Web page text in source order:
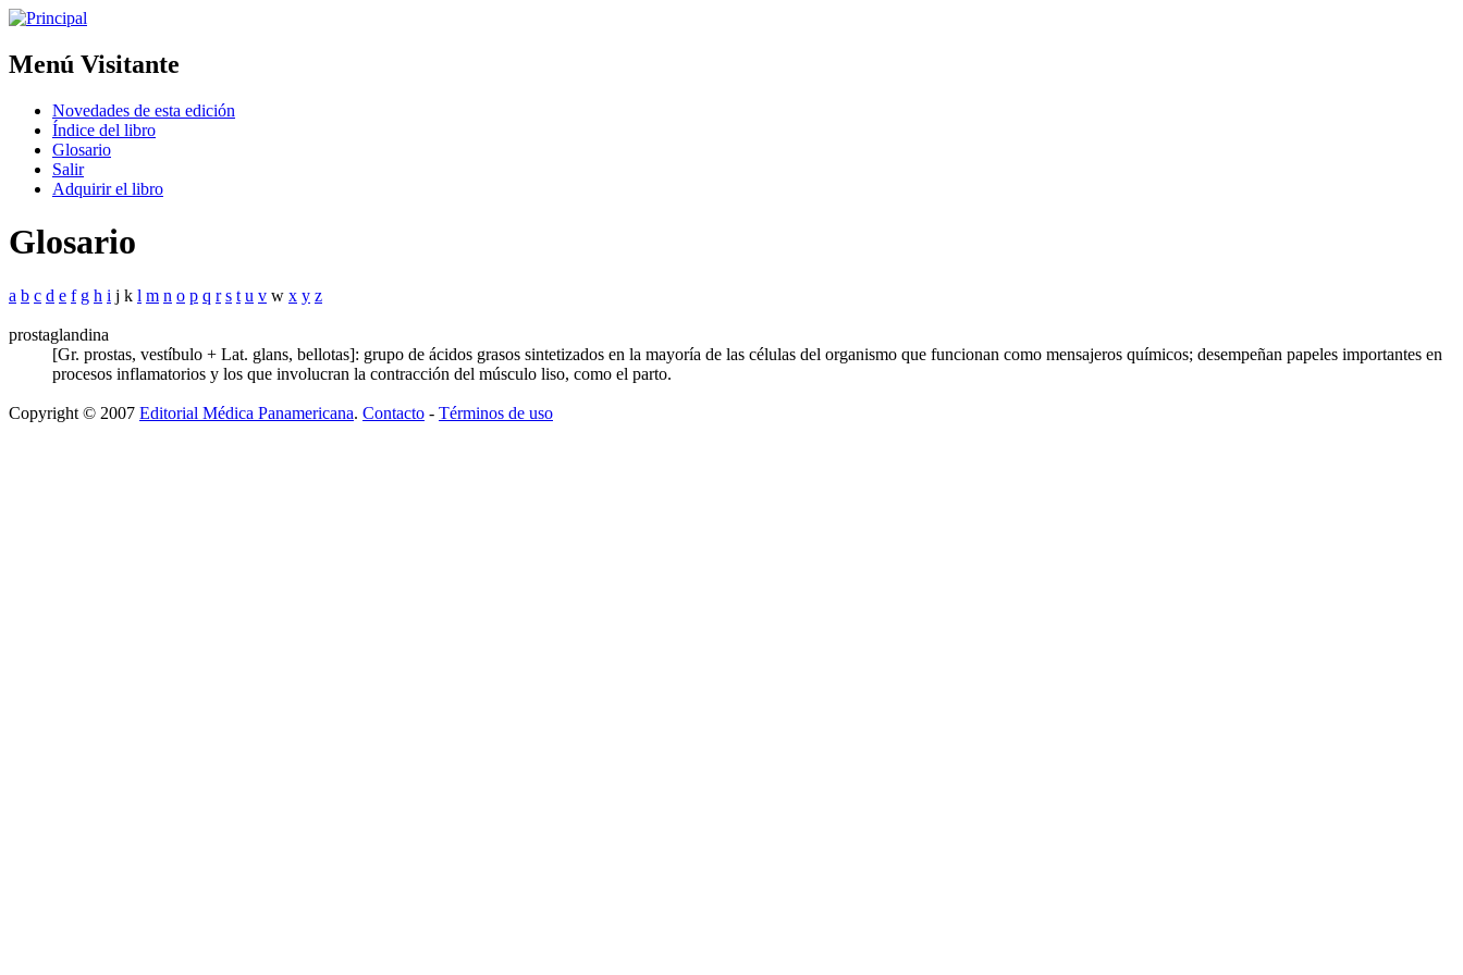
Menú Visitante
Novedades de esta edición
Índice del libro
Glosario
Salir
Adquirir el libro
Glosario
a b c d e f g h i j k l m n o p q r s t u v w x y z
prostaglandina
[Gr. prostas, vestíbulo + Lat. glans, bellotas]: grupo de ácidos grasos sintetizados en la mayoría de las células del organismo que funcionan como mensajeros químicos; desempeñan papeles importantes en
procesos inflamatorios y los que involucran la contracción del músculo liso, como el parto.
Copyright © 2007 Editorial Médica Panamericana. Contacto - Términos de uso